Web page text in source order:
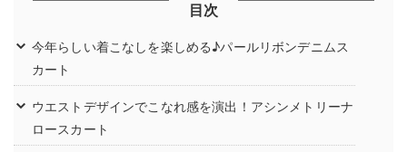
目次
今年らしい着こなしを楽しめる♪パールリボンデニムス
カート
ウエストデザインでこなれ感を演出！アシンメトリーナ
ロースカート